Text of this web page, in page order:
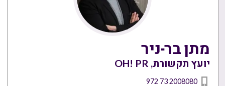
מתן בר-ניר
יועץ תקשורת, OH! PR
972 73 2008080